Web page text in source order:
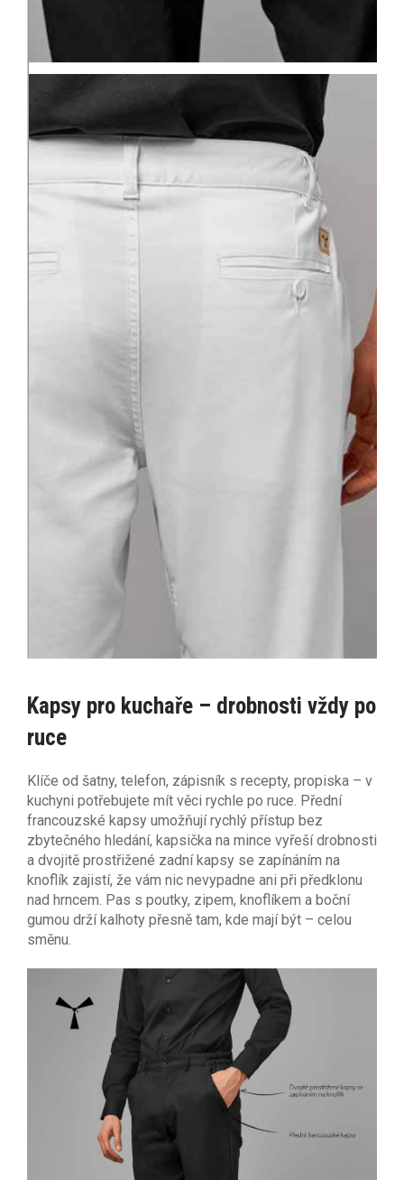
Kapsy pro kuchaře – drobnosti vždy po
ruce
Klíče od šatny, telefon, zápisník s recepty, propiska – v
kuchyni potřebujete mít věci rychle po ruce. Přední
francouzské kapsy umožňují rychlý přístup bez
zbytečného hledání, kapsička na mince vyřeší drobnosti
a dvojitě prostřižené zadní kapsy se zapínáním na
knoflík zajistí, že vám nic nevypadne ani při předklonu
nad hrncem. Pas s poutky, zipem, knoflíkem a boční
gumou drží kalhoty přesně tam, kde mají být – celou
směnu.